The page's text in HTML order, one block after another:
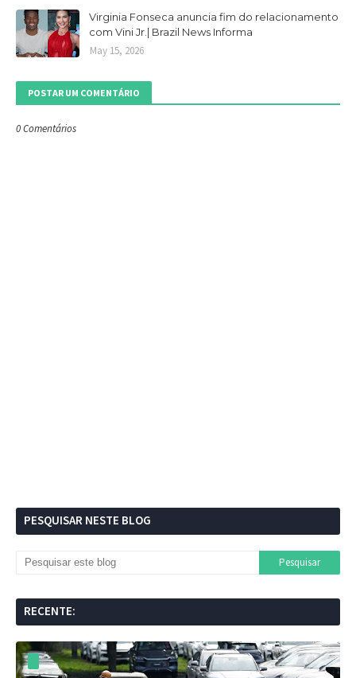
Virginia Fonseca anuncia fim do relacionamento
com Vini Jr.| Brazil News Informa
May 15, 2026
POSTAR UM COMENTÁRIO
0 Comentários
PESQUISAR NESTE BLOG
RECENTE: